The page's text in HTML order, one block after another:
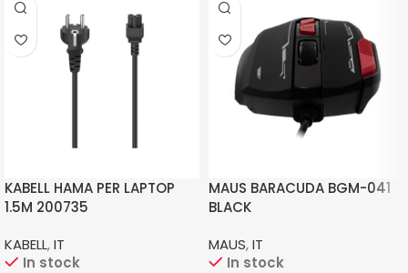
KABELL HAMA PER LAPTOP
1.5M 200735
KABELL,IT
In stock
MAUS BARACUDA BGM-041
BLACK
MAUS,IT
In stock